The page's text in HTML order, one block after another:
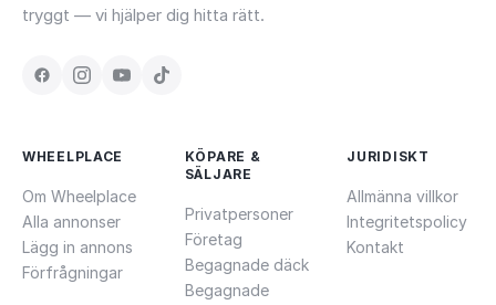
tryggt — vi hjälper dig hitta rätt.
WHEELPLACE
Om Wheelplace
Alla annonser
Lägg in annons
Förfrågningar
KÖPARE &
SÄLJARE
Privatpersoner
Företag
Begagnade däck
Begagnade
JURIDISKT
Allmänna villkor
Integritetspolicy
Kontakt